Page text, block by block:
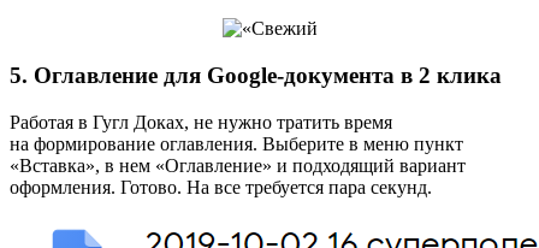
5. Оглавление для Google-документа в 2 клика
Работая в Гугл Доках, не нужно тратить время
на формирование оглавления. Выберите в меню пункт
«Вставка», в нем «Оглавление» и подходящий вариант
оформления. Готово. На все требуется пара секунд.